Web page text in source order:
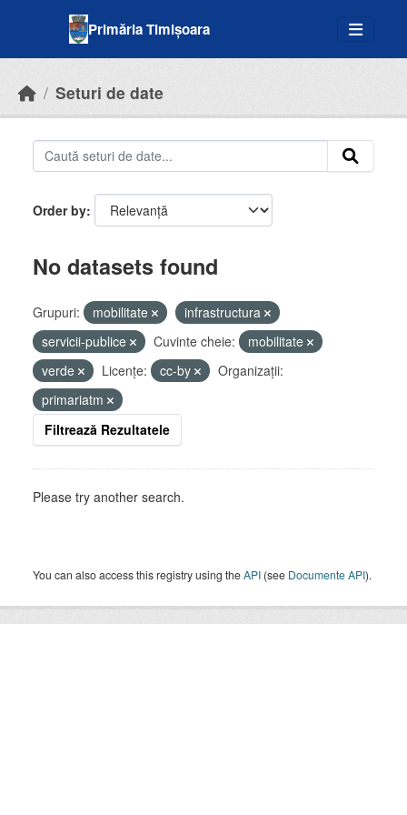
Primăria Timișoara
Seturi de date
Order by
No datasets found
Grupuri: mobilitate
infrastructura
servicii-publice
Cuvinte cheie:
mobilitate
verde
Licenţe: cc-by
Organizații:
primariatm
Filtrează Rezultatele
Please try another search.
You can also access this registry using theAPI (see Documente API).